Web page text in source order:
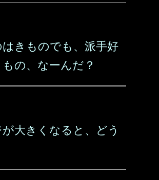
はきものでも、派手好
の、なーんだ？
が大きくなると、どう